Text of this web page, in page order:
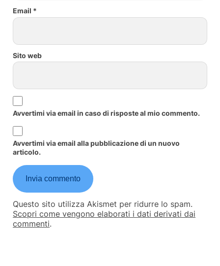
Email *
Sito web
Avvertimi via email in caso di risposte al mio commento.
Avvertimi via email alla pubblicazione di un nuovo
articolo.
Questo sito utilizza Akismet per ridurre lo spam.
Scopri come vengono elaborati i dati derivati dai
commenti.